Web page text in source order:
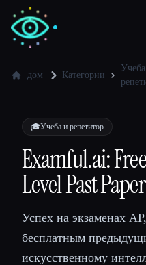
💻 Разработчики
🎓 Студенты
дом Категории
🎓Учеба и репетитор
Examful.ai:
Level Past
Успех на экзаменах
бесплатным
искусственному